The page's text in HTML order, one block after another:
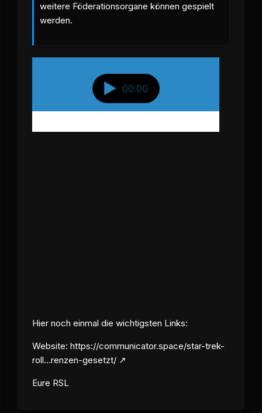
weitere Föderationsorgane können gespielt
werden.
Hier noch einmal die wichtigsten Links:
Website: https://communicator.space/star-trek-
roll…renzen-gesetzt/
Eure RSL